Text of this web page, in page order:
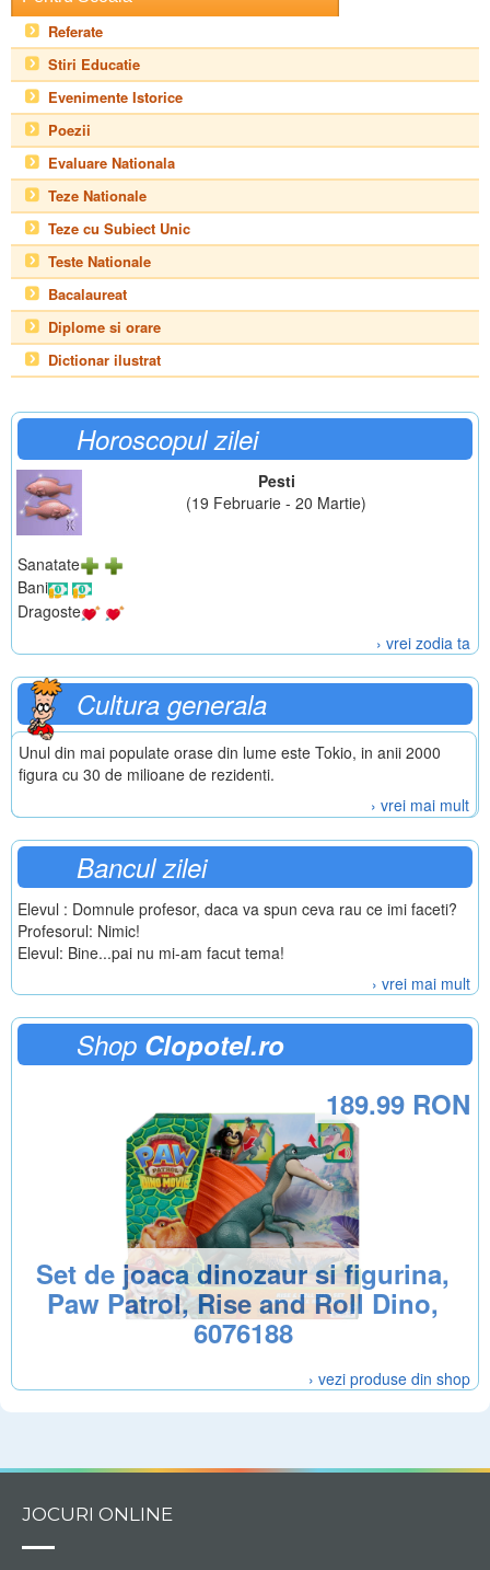
Referate
Stiri Educatie
Evenimente Istorice
Poezii
Evaluare Nationala
Teze Nationale
Teze cu Subiect Unic
Teste Nationale
Bacalaureat
Diplome si orare
Dictionar ilustrat
Horoscopul zilei
Pesti
(19 Februarie - 20 Martie)
Sanatate
Bani
Dragoste
› vrei zodia ta
Cultura generala
Unul din mai populate orase din lume este Tokio, in anii 2000
figura cu 30 de milioane de rezidenti.
› vrei mai mult
Bancul zilei
Elevul : Domnule profesor, daca va spun ceva rau ce imi faceti?
Profesorul: Nimic!
Elevul: Bine...pai nu mi-am facut tema!
› vrei mai mult
Shop Clopotel.ro
Set de joaca dinozaur si figurina,
Paw Patrol, Rise and Roll Dino,
6076188
189.99 RON
› vezi produse din shop
JOCURI ONLINE